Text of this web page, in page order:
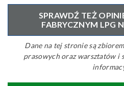
SPRAWDŹ TEŻ
FABRYCZNYM LPG
Dane na tej stronie są
prasowych oraz warsztatów i